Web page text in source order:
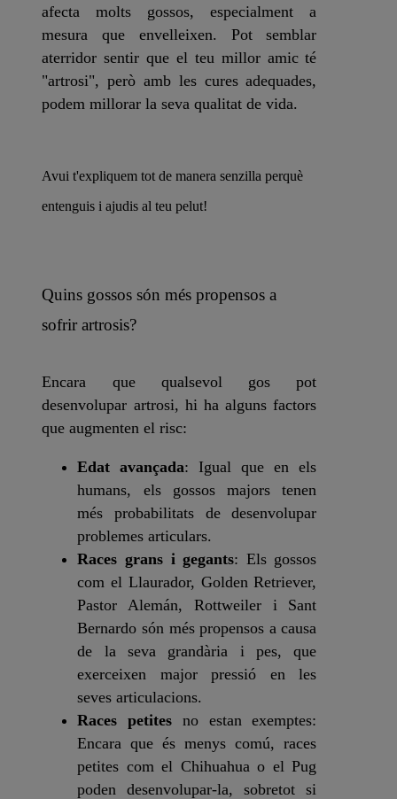
afecta molts gossos, especialment a
mesura que envelleixen. Pot semblar
aterridor sentir que el teu millor amic té
"artrosi", però amb les cures adequades,
podem millorar la seva qualitat de vida.
Avui t'expliquem tot de manera senzilla perquè
entenguis i ajudis al teu pelut!
Quins gossos són més propensos a
sofrir artrosis?
Encara que qualsevol gos pot
desenvolupar artrosi, hi ha alguns factors
que augmenten el risc:
Edat avançada: Igual que en els
humans, els gossos majors tenen
més probabilitats de desenvolupar
problemes articulars.
Races grans i gegants: Els gossos
com el Llaurador, Golden Retriever,
Pastor Alemán, Rottweiler i Sant
Bernardo són més propensos a causa
de la seva grandària i pes, que
exerceixen major pressió en les
seves articulacions.
Races petites no estan exemptes:
Encara que és menys comú, races
petites com el Chihuahua o el Pug
poden desenvolupar-la, sobretot si